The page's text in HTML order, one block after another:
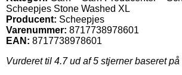
Scheepjes Stone Washed XL
Producent: Scheepjes
Varenummer: 8717738978601
EAN: 8717738978601
Vurderet til 4.7ud af 5 stjerner baseret på